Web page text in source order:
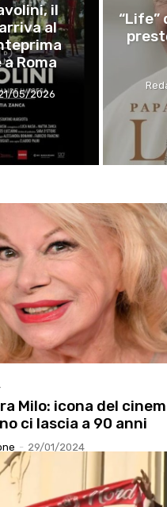
il
al
Roma
05/2026
“Life”
Milo: icona del
ci lascia a 90 anni
- 29/01/2024